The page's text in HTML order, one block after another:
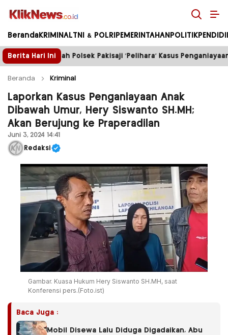
Kliknews.co.id
Beranda KRIMINAL TNI & POLRI PEMERINTAHAN POLITIK
Berita Hari Ini
Pakisaji ‘Pelihara’ Kasus Penganiayaan? Truk
Beranda Kriminal
Laporkan Kasus Penganiayaan Anak
Dibawah Umur, Hery Siswanto SH.MH;
Akan Berujung ke Praperadilan
Juni 3, 2024 14:41
Redaksi
Gambar. Kuasa Hukum Hery Siswanto SH.MH, saat
Konferensi pers.(Foto.ist)
Baca Juga :
Mobil Disewa Lalu Diduga Digadaikan, Abu